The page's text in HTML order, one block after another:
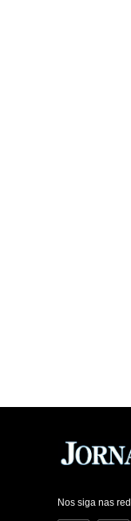
Nos siga nas